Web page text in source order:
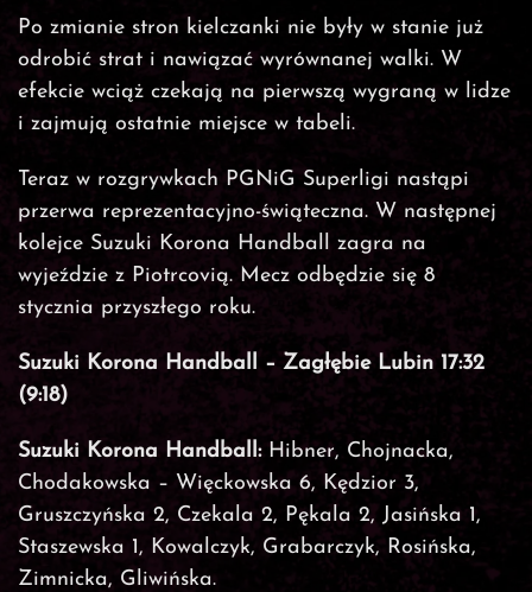
Po zmianie stron kielczanki nie były w stanie już
odrobić strat i nawiązać wyrównanej walki. W
efekcie wciąż czekają na pierwszą wygraną w lidze
i zajmują ostatnie miejsce w tabeli.
Teraz w rozgrywkach PGNiG Superligi nastąpi
przerwa reprezentacyjno-świąteczna. W następnej
kolejce Suzuki Korona Handball zagra na
wyjeździe z Piotrcovią. Mecz odbędzie się 8
stycznia przyszłego roku.
Suzuki Korona Handball – Zagłębie Lubin 17:32
(9:18)
Suzuki Korona Handball:Hibner, Chojnacka,
Chodakowska – Więckowska 6, Kędzior 3,
Gruszczyńska 2, Czekala 2, Pękala 2, Jasińska 1,
Staszewska 1, Kowalczyk, Grabarczyk, Rosińska,
Zimnicka, Gliwińska.